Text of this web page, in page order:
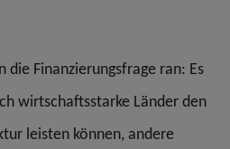
die Finanzierungsfrage ran: Es
wirtschaftsstarke Länder den
leisten können, andere